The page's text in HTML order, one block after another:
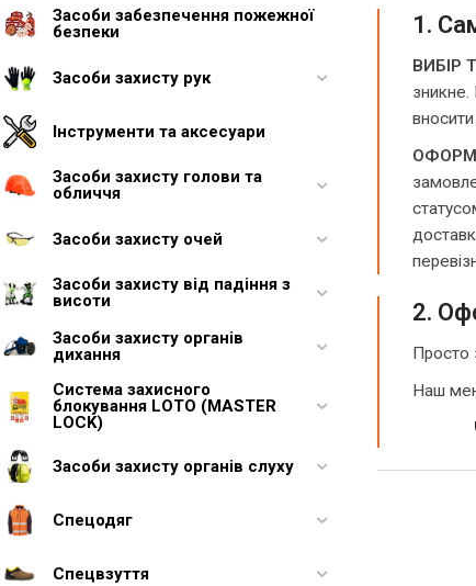
Засоби забезпечення пожежної
безпеки
Засоби захисту рук
Інструменти та аксесуари
Засоби захисту голови та
обличчя
Засоби захисту очей
Засоби захисту від падіння з
висоти
Засоби захисту органів
дихання
Система захисного
блокування LOTO (MASTER
LOCK)
Засоби захисту органів слуху
Спецодяг
Спецвзуття
1.
ВИБІР
зникне.
2.
Просто
Наш